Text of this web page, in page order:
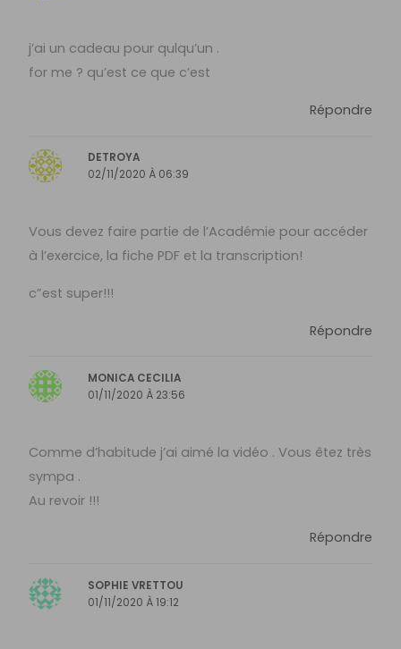
j’ai un cadeau pour qulqu’un .
for me ? qu’est ce que c’est
Répondre
DETROYA
02/11/2020 À 06:39
Vous devez faire partie de l’Académie pour accéder
à l’exercice, la fiche PDF et la transcription!
c”est super!!!
Répondre
MONICA CECILIA
01/11/2020 À 23:56
Comme d’habitude j’ai aimé la vidéo . Vous êtez très
sympa .
Au revoir !!!
Répondre
SOPHIE VRETTOU
01/11/2020 À 19:12